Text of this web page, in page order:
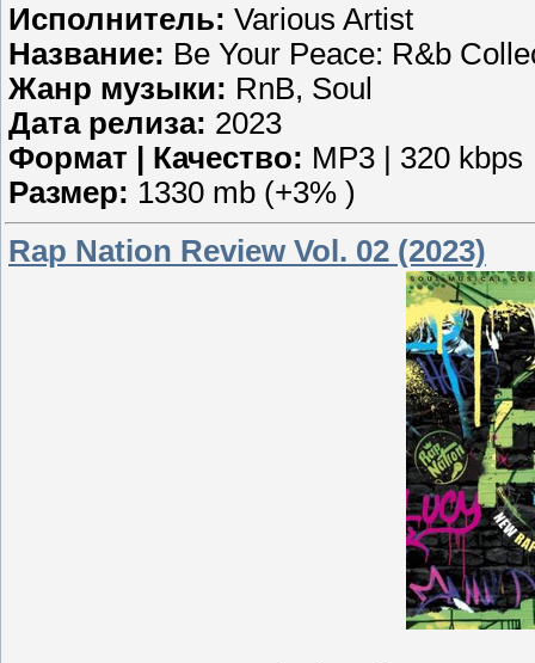
Исполнитель: Various Artist
Название: Be Your Peace: R&b
Жанр музыки: RnB, Soul
Дата релиза: 2023
Формат | Качество: MP3 | 320 kbps
Размер: 1330 mb (+3% )
Rap Nation Review Vol. 02 (2023)